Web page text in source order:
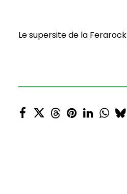
Le supersite de la Ferarock